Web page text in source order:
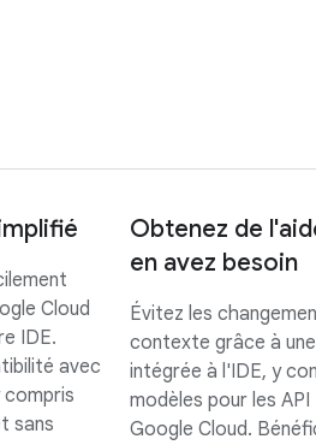
Cloud
IDE.
avec
sans
Obtenez de
en avez besoin
Évitez les
contexte grâce à
intégrée à l'IDE, y
modèles pour les API
Google Cloud.